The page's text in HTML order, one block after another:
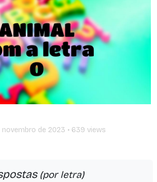
novembro de 2023 • 639 views
(por letra)